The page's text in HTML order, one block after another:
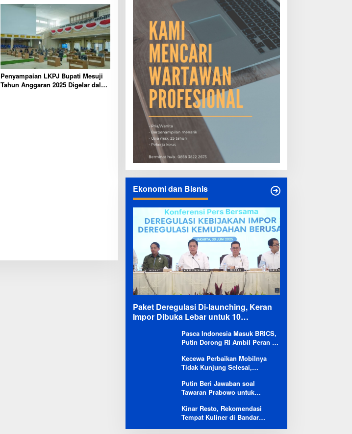
Penyampaian LKPJ Bupati Mesuji
Tahun Anggaran 2025 Digelar dalam
Ekonomi dan Bisnis
Paket Deregulasi Di-launching, Keran
Impor Dibuka Lebar untuk 10
Pasca Indonesia Masuk BRICS,
Putin Dorong RI Ambil Peran di
Kecewa Perbaikan Mobilnya
Tidak Kunjung Selesai,
Hyundai: Gencar Promosi tapi
Buruk Layanan After-Sales
Putin Beri Jawaban soal
Tawaran Prabowo untuk
Penerbangan Langsung Rusia-
Indonesia
Kinar Resto, Rekomendasi
Tempat Kuliner di Bandar